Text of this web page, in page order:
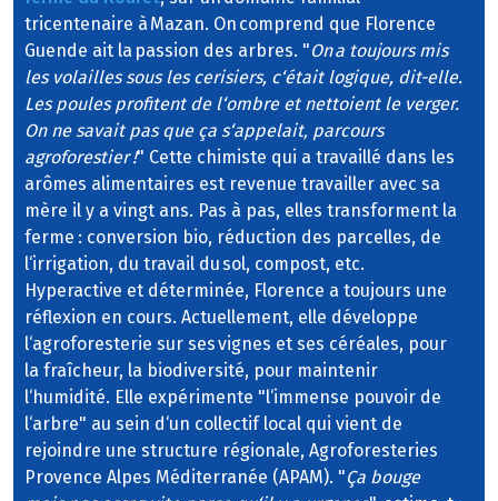
tricentenaire à Mazan. On comprend que Florence
Guende ait la passion des arbres. "On a toujours mis
les volailles sous les cerisiers, c‘était logique, dit-elle.
Les poules profitent de l‘ombre et nettoient le verger.
On ne savait pas que ça s‘appelait‚ parcours
agroforestier !" Cette chimiste qui a travaillé dans les
arômes alimentaires est revenue travailler avec sa
mère il y a vingt ans. Pas à pas, elles transforment la
ferme : conversion bio, réduction des parcelles, de
l‘irrigation, du travail du sol, compost, etc.
Hyperactive et déterminée, Florence a toujours une
réflexion en cours. Actuellement, elle développe
l‘agroforesterie sur ses vignes et ses céréales, pour
la fraîcheur, la biodiversité, pour maintenir
l‘humidité. Elle expérimente "l‘immense pouvoir de
l‘arbre" au sein d‘un collectif local qui vient de
rejoindre une structure régionale, Agroforesteries
Provence Alpes Méditerranée (APAM). "Ça bouge